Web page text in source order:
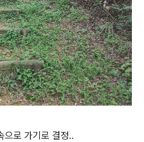
으로 가기로 결정..